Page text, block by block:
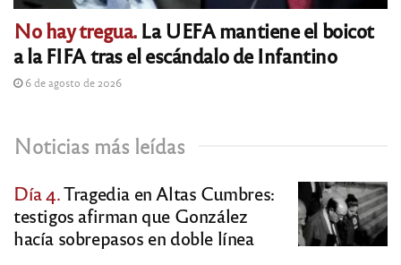
No hay tregua.La UEFA mantiene el boicot
a la FIFA tras el escándalo de Infantino
6 de agosto de 2026
Noticias más leídas
Día 4.Tragedia en Altas Cumbres:
testigos afirman que González
hacía sobrepasos en doble línea